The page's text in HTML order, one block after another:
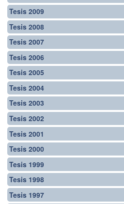
Tesis 2009
Tesis 2008
Tesis 2007
Tesis 2006
Tesis 2005
Tesis 2004
Tesis 2003
Tesis 2002
Tesis 2001
Tesis 2000
Tesis 1999
Tesis 1998
Tesis 1997